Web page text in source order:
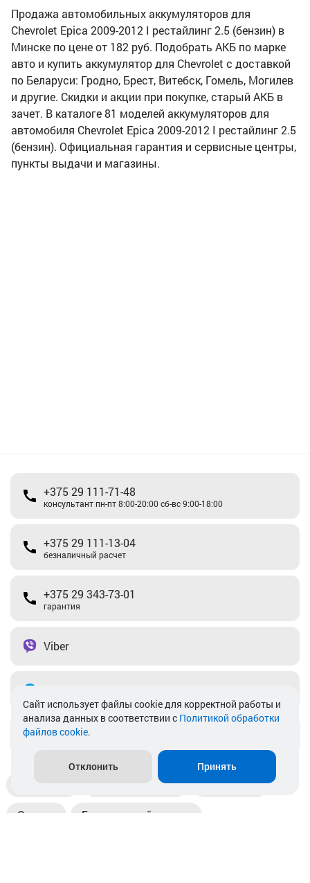
Продажа автомобильных аккумуляторов для
Chevrolet Epica 2009-2012 I рестайлинг 2.5 (бензин) в
Минске по цене от 182 руб. Подобрать АКБ по марке
авто и купить аккумулятор для Chevrolet с доставкой
по Беларуси: Гродно, Брест, Витебск, Гомель, Могилев
и другие. Скидки и акции при покупке, старый АКБ в
зачет. В каталоге 81 моделей аккумуляторов для
автомобиля Chevrolet Epica 2009-2012 I рестайлинг 2.5
(бензин). Официальная гарантия и сервисные центры,
пункты выдачи и магазины.
+375 29 111-71-48
консультант пн-пт 8:00-20:00 сб-вс 9:00-18:00
+375 29 111-13-04
безналичный расчет
+375 29 343-73-01
гарантия
Viber
info@akkamulik.by
Пункты выдачи Магазины
Оплата Безналичный расчет
Cайт использует файлы cookie для корректной работы и
анализа данных в соответствии с Политикой обработки
файлов cookie.
Отклонить Принять